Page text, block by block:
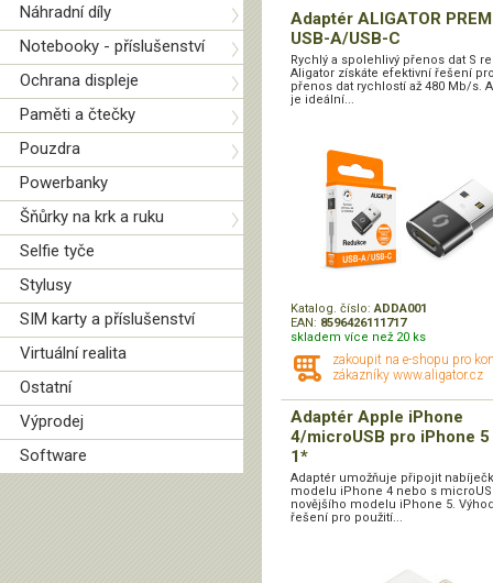
Náhradní díly
Notebooky - příslušenství
Ochrana displeje
Paměti a čtečky
Pouzdra
Powerbanky
Šňůrky na krk a ruku
Selfie tyče
Stylusy
SIM karty a příslušenství
Virtuální realita
Ostatní
Výprodej
Software
Adaptér ALIGATOR
USB-A/USB-C
Rychlý a spolehlivý přenos dat S
Aligator získáte efektivní řešení
přenos dat rychlostí až 480 Mb/s.
je ideální...
Katalog. číslo:ADDA001
EAN: 8596426111717
skladem více než 20 ks
zakoupit na e-shopu pro
zákazníky www.aligator.cz
Adaptér Apple iPhone
4/microUSB pro iPhone
1*
Adaptér umožňuje připojit
modelu iPhone 4 nebo s
novějšího modelu iPhone 5.
řešení pro použití...